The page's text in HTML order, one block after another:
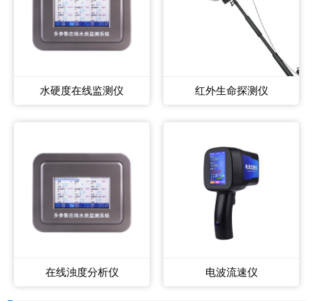
水硬度在线监测仪 红外生命探测仪
在线浊度分析仪 电波流速仪